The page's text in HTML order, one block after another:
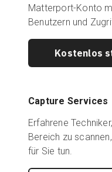
Matterport-Konto
Benutzern und
Kostenlos
Capture Services
Erfahrene
Bereich zu
für Sie tun.